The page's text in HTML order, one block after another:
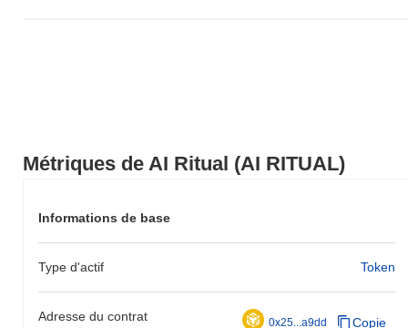
Métriques de AI Ritual (AI RITUAL)
Informations de base
Type d'actif Token
Adresse du contrat 0x25...a9dd Copie